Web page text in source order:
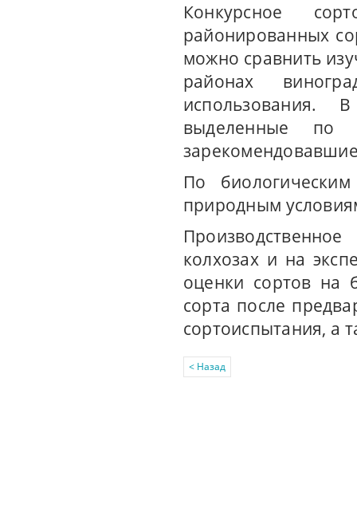
Конкурсное
районированных
можно сравнить
районах
использования.
выделенные по
По
природным
колхозах и на
оценки сортов на
сорта после
сортоиспытания, а
< Назад